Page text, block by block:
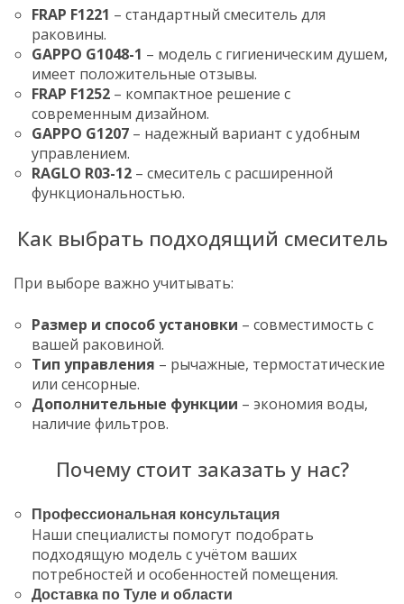
FRAP F1221 – стандартный смеситель для
раковины.
GAPPO G1048-1 – модель с гигиеническим душем,
имеет положительные отзывы.
FRAP F1252 – компактное решение с
современным дизайном.
GAPPO G1207 – надежный вариант с удобным
управлением.
RAGLO R03-12 – смеситель с расширенной
функциональностью.
Как выбрать подходящий смеситель
При выборе важно учитывать:
Размер и способ установки – совместимость с
вашей раковиной.
Тип управления – рычажные, термостатические
или сенсорные.
Дополнительные функции – экономия воды,
наличие фильтров.
Почему стоит заказать у нас?
Профессиональная консультация
Наши специалисты помогут подобрать
подходящую модель с учётом ваших
потребностей и особенностей помещения.
Доставка по Туле и области